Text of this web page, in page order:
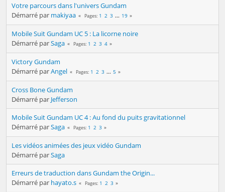
Votre parcours dans l'univers Gundam
Démarré par makiyaa Pages 1 2 3 ... 19
Mobile Suit Gundam UC 5 : La licorne noire
Démarré parSaga Pages 1 2 3 4
Victory Gundam
Démarré parAngel Pages 1 2 3 ... 5
Cross Bone Gundam
Démarré par Jefferson
Mobile Suit Gundam UC 4 : Au fond du puits gravitationnel
Démarré parSaga Pages 1 2 3
Les vidéos animées des jeux vidéo Gundam
Démarré parSaga
Erreurs de traduction dans Gundam the Origin...
Démarré par hayato.s Pages 1 2 3